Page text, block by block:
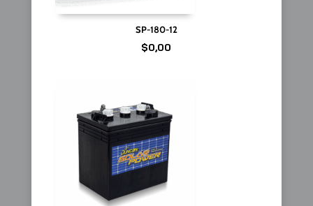
SP-180-12
$0,00